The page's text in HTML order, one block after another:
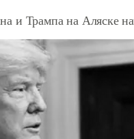
и Трампа на Аляске